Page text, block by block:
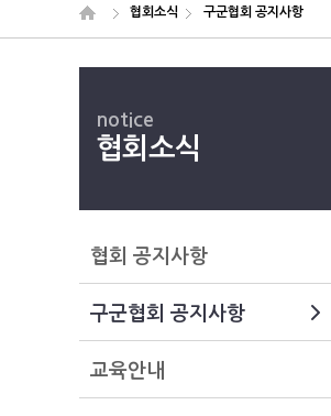
협회소식 구군협회 공지사항
notice
협회소식
협회 공지사항
구군협회 공지사항
교육안내